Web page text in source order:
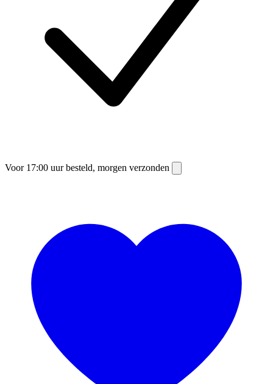
Voor 17:00 uur besteld, morgen verzonden